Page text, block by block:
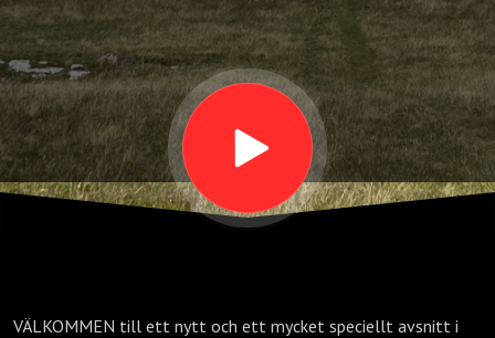
en samisk
kulturmiljö
VÄLKOMMEN till ett nytt och ett mycket speciellt avsnitt i